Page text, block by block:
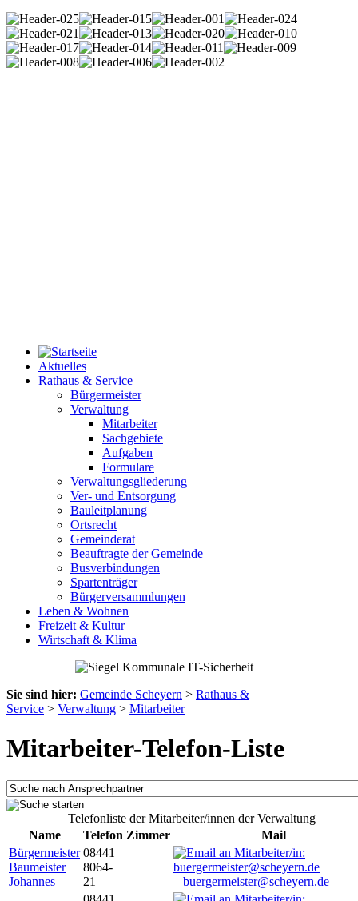
Aktuelles
Rathaus & Service
Bürgermeister
Verwaltung
Mitarbeiter
Sachgebiete
Aufgaben
Formulare
Verwaltungsgliederung
Ver- und Entsorgung
Bauleitplanung
Ortsrecht
Gemeinderat
Beauftragte der Gemeinde
Busverbindungen
Spartenträger
Bürgerversammlungen
Leben & Wohnen
Freizeit & Kultur
Wirtschaft & Klima
Sie sind hier: Gemeinde Scheyern > Rathaus &
Service > Verwaltung > Mitarbeiter
Mitarbeiter-Telefon-Liste
Telefonliste der Mitarbeiter/innen der Verwaltung
Name
Telefon Zimmer
Mail
Bürgermeister
Baumeister
Johannes
08441
8064-
21
buergermeister@scheyern.de